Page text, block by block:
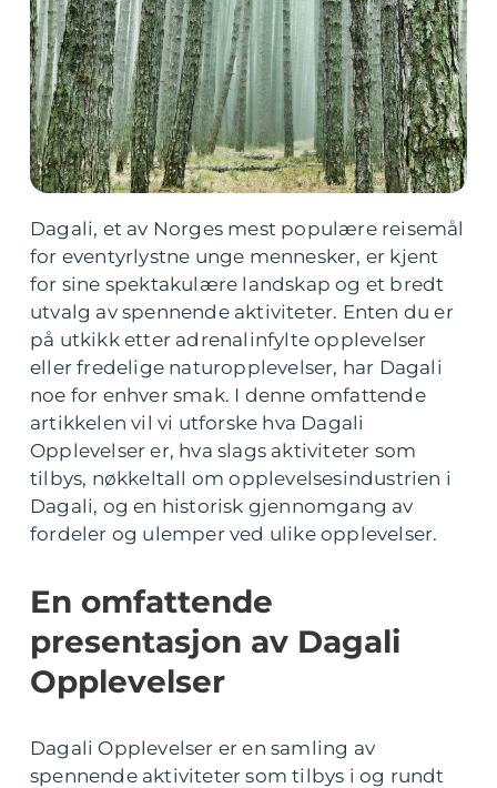
Dagali, et av Norges mest populære reisemål
for eventyrlystne unge mennesker, er kjent
for sine spektakulære landskap og et bredt
utvalg av spennende aktiviteter. Enten du er
på utkikk etter adrenalinfylte opplevelser
eller fredelige naturopplevelser, har Dagali
noe for enhver smak. I denne omfattende
artikkelen vil vi utforske hva Dagali
Opplevelser er, hva slags aktiviteter som
tilbys, nøkkeltall om opplevelsesindustrien i
Dagali, og en historisk gjennomgang av
fordeler og ulemper ved ulike opplevelser.
En omfattende
presentasjon av Dagali
Opplevelser
Dagali Opplevelser er en samling av
spennende aktiviteter som tilbys i og rundt